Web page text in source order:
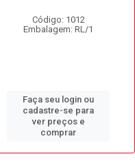
Código: 1012
Embalagem: RL/1
Faça seu login ou
cadastre-se para
ver preços e
comprar